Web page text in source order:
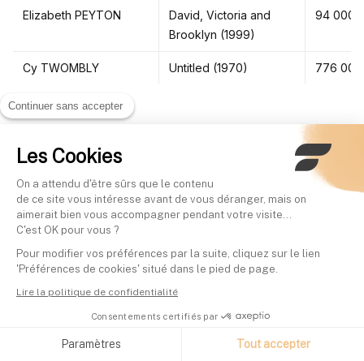
Continuer sans accepter
Les Cookies
On a attendu d'être sûrs que le contenu
de ce site vous intéresse avant de vous déranger, mais on
aimerait bien vous accompagner pendant votre visite...
C'est OK pour vous ?
Pour modifier vos préférences par la suite, cliquez sur le lien
'Préférences de cookies' situé dans le pied de page.
Lire la politique de confidentialité
Consentements certifiés par
Paramètres Tout accepter
Elizabeth PEYTON
David, Victoria and
Brooklyn (1999)
94 000
Cy TWOMBLY Untitled (1970) 776
Étudiez les
ventes aux enchères récentes, les transactions privées
et les tendances de marché pour évaluer la demande.
Quel est son potentiel de croissance future ?
Considérez les expositions à venir, les publications
critiques positives et les collaborations artistiques.
L’artiste dispose-t-il d’une renommée à
l’international ?Les artistes dont les œuvres se
vendent à l'international bénéficient généralement d'une
plus grande visibilité auprès des collectionneurs.